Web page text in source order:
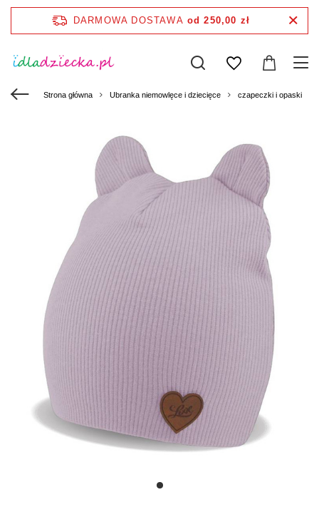
DARMOWA DOSTAWA od 250,00 zł
Strona główna Ubranka niemowlęce i dziecięce czapeczki i opaski